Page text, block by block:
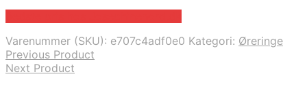
Varenummer (SKU): e707c4adf0e0 Kategori: Øreringe
Previous Product
Next Product